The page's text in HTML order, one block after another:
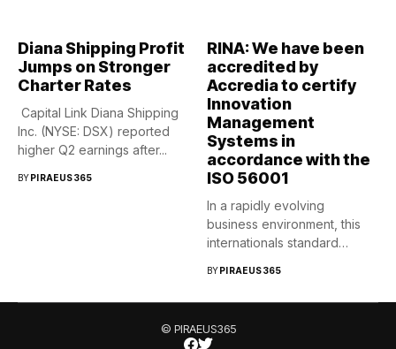
Diana Shipping Profit
Jumps on Stronger
Charter Rates
Capital Link Diana Shipping
Inc. (NYSE: DSX) reported
higher Q2 earnings after...
BYPIRAEUS365
RINA: We have been
accredited by
Accredia to certify
Innovation
Management
Systems in
accordance with the
ISO 56001
In a rapidly evolving
business environment, this
internationals standard
BYPIRAEUS365
© PIRAEUS365